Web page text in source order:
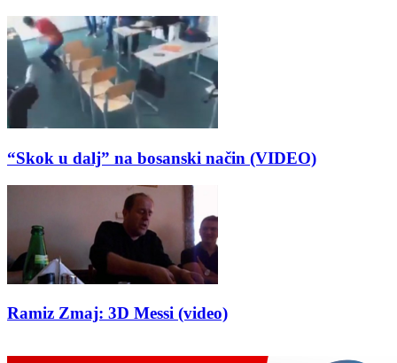
“Skok u dalj” na bosanski način (VIDEO)
Ramiz Zmaj: 3D Messi (video)